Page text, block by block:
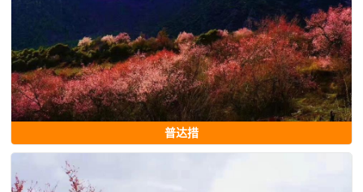
普达措